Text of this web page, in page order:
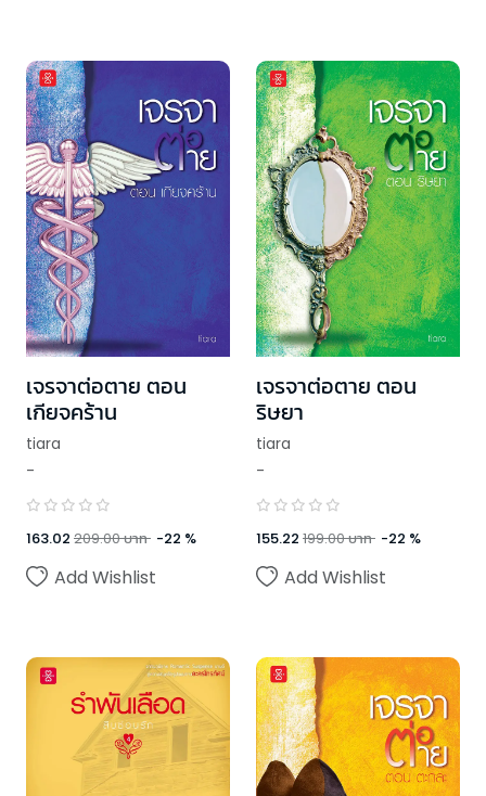
เจรจาต่อตาย ตอน
เกียจคร้าน
tiara
-
163.02 209.00บาท -22 %
Add Wishlist
เจรจาต่อตาย ตอน
ริษยา
tiara
-
155.22 199.00บาท -22 %
Add Wishlist